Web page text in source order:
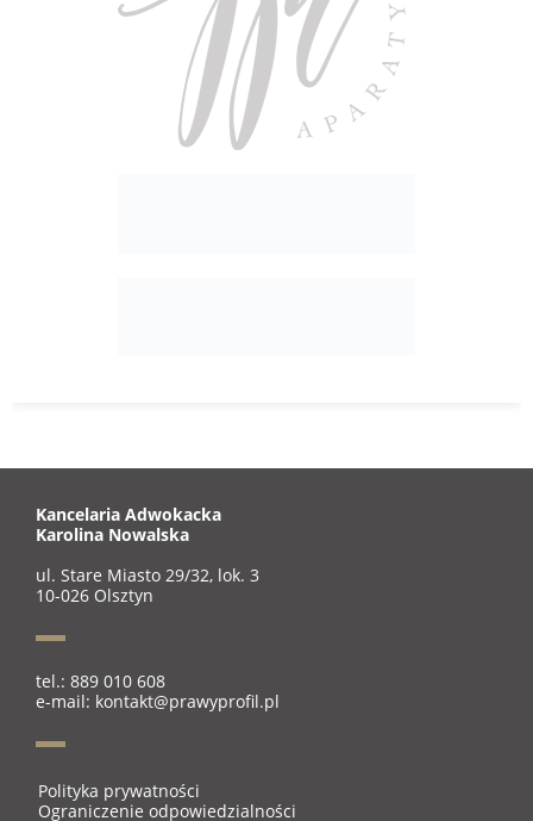
Kancelaria Adwokacka
Karolina Nowalska
ul. Stare Miasto 29/32, lok. 3
10-026 Olsztyn
tel.: 889 010 608
e-mail: kontakt@prawyprofil.pl
Polityka prywatności
Ograniczenie odpowiedzialności